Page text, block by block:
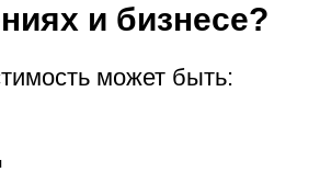
и бизнесе?
может быть: